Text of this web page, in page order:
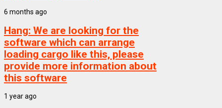
6 months ago
Hang: We are looking for the
software which can arrange
loading cargo like this, please
provide more information about
this software
1 year ago